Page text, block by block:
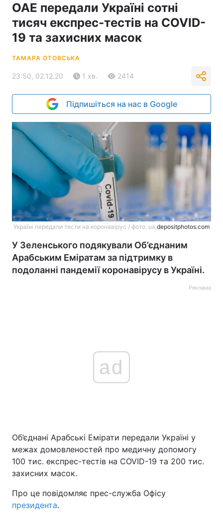
ОАЕ передали Україні сотні
тисяч експрес-тестів на COVID-
19 та захисних масок
ТАМАРА ОТОВСЬКА
23:50, 02.12.20 1 хв. 2414
Підпишіться на нас в Google
Україні передали тести на коронавірус / фото: ua.depositphotos.com
У Зеленського подякували Об’єднаним
Арабським Еміратам за підтримку в
подоланні пандемії коронавірусу в Україні.
Реклама
ad
Об’єднані Арабські Емірати передали Україні у
межах домовленостей про медичну допомогу
100 тис. експрес-тестів на COVID-19 та 200 тис.
захисних масок.
Про це повідомляє прес-служба Офісу
президента.